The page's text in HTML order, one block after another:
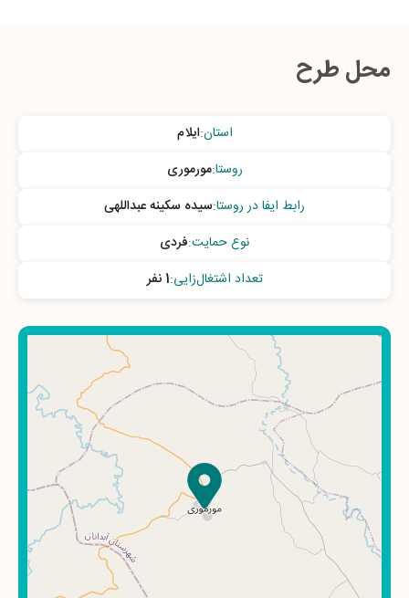
محل طرح
استان:ایلام
روستا:مورموری
رابط ایفا در روستا:سیده سکینه عبداللهی
نوع حمایت:فردی
تعداد اشتغال‌زایی:1 نفر